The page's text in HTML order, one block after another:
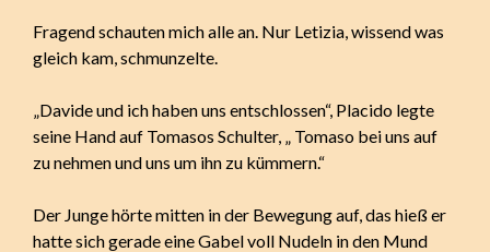
Fragend schauten mich alle an. Nur Letizia, wissend was
gleich kam, schmunzelte.
„Davide und ich haben uns entschlossen“, Placido legte
seine Hand auf Tomasos Schulter, „ Tomaso bei uns auf
zu nehmen und uns um ihn zu kümmern.“
Der Junge hörte mitten in der Bewegung auf, das hieß er
hatte sich gerade eine Gabel voll Nudeln in den Mund